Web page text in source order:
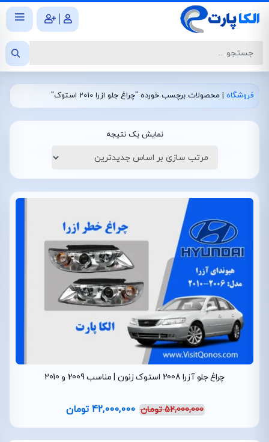
|
فروشگاه | محصولات برچسب خورده "چراغ جلو ازرا 2010 استوک"
نمایش یک نتیجه
چراغ جلو آزرا 2008 استوک زنون | مناسب 2009 و 2010
52,000,000 تومان 42,000,000 تومان